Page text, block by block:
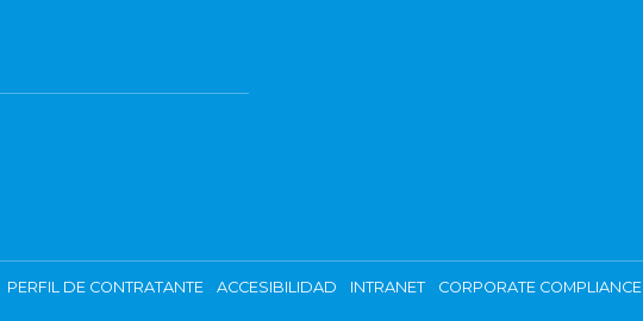
PERFIL DE CONTRATANTE ACCESIBILIDAD INTRANET CORPORATE COMPLIANCE